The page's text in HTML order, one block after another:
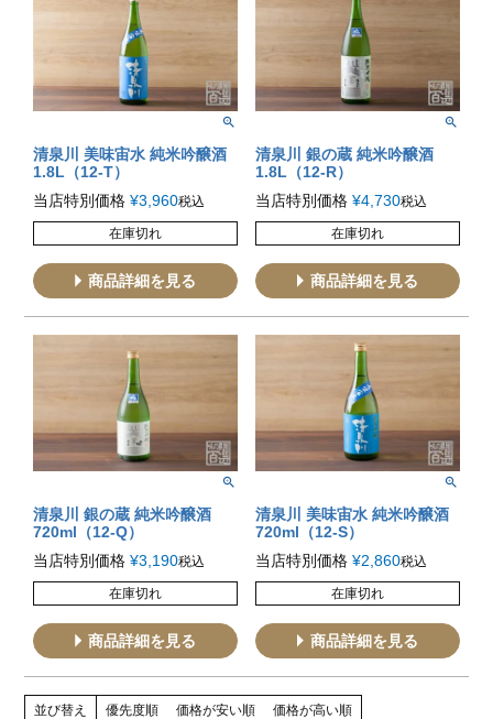
清泉川 美味宙水 純米吟醸酒
1.8L（12-T）
当店特別価格 ¥3,960税込
在庫切れ
商品詳細を見る
清泉川 銀の蔵 純米吟醸酒
1.8L（12-R）
当店特別価格 ¥4,730税込
在庫切れ
商品詳細を見る
清泉川 銀の蔵 純米吟醸酒
720ml（12-Q）
当店特別価格 ¥3,190税込
在庫切れ
商品詳細を見る
清泉川 美味宙水 純米吟醸酒
720ml（12-S）
当店特別価格 ¥2,860税込
在庫切れ
商品詳細を見る
並び替え 優先度順 価格が安い順 価格が高い順